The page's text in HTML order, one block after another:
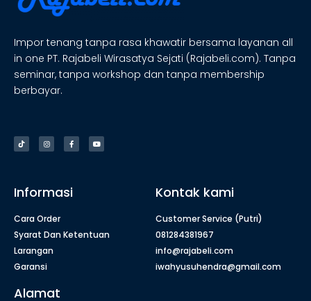
Impor tenang tanpa rasa khawatir bersama layanan all
in one PT. Rajabeli Wirasatya Sejati (Rajabeli.com). Tanpa
seminar, tanpa workshop dan tanpa membership
berbayar.
Informasi
Cara Order
Syarat Dan Ketentuan
Larangan
Garansi
Kontak kami
Customer Service (Putri)
081284381967
info@rajabeli.com
iwahyusuhendra@gmail.com
Alamat